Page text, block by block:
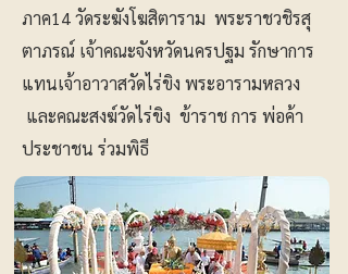
ภาค14 วัดระฆังโฆสิตาราม พระราชวชิรสุ
ตาภรณ์ เจ้าคณะจังหวัดนครปฐม รักษาการ
แทนเจ้าอาวาสวัดไร่ขิง พระอารามหลวง
และคณะสงฆ์วัดไร่ขิง ข้าราช การ พ่อค้า
ประชาชน ร่วมพิธี